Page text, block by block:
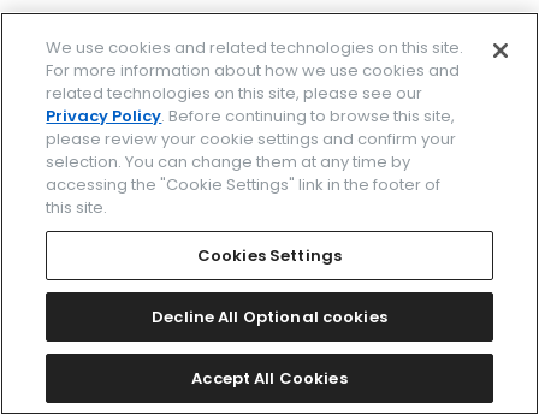
ブランド一覧
関連ブランド一覧
時計を探す
We use cookies and related technologies on this site.
For more information about how we use cookies and
related technologies on this site, please see our
Privacy Policy. Before continuing to browse this site,
please review your cookie settings and confirm your
selection. You can change them at any time by
accessing the "Cookie Settings" link in the footer of
this site.
Cookies Settings
Decline All Optional cookies
Accept All Cookies